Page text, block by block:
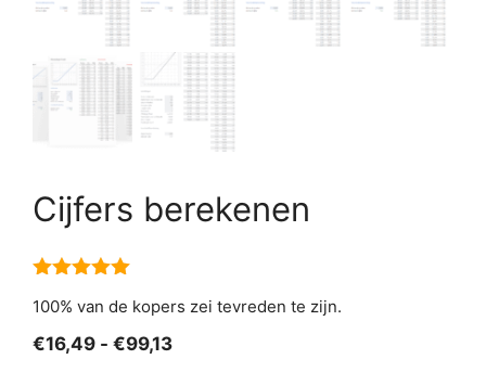
Cijfers berekenen
100% van de kopers zei tevreden te zijn.
€16,49 - €99,13Prijsklasse: